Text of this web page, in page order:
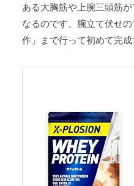
ある大胸筋や上腕三頭筋
なるのです。腕立て伏せ
作」まで行って初めて完成